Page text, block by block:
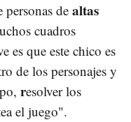
personas de altas
cuadros
es que este chico es
de los personajes y
resolver los
el juego".